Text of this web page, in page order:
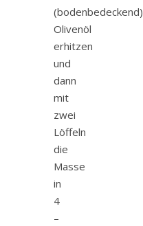
(bodenbedeckend)
Olivenöl
erhitzen
und
dann
mit
zwei
Löffeln
die
Masse
in
4
–